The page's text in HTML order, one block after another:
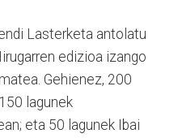
Lasterketa antolatu
edizioa izango
Gehienez, 200
lagunek
eta 50 lagunek Ibai